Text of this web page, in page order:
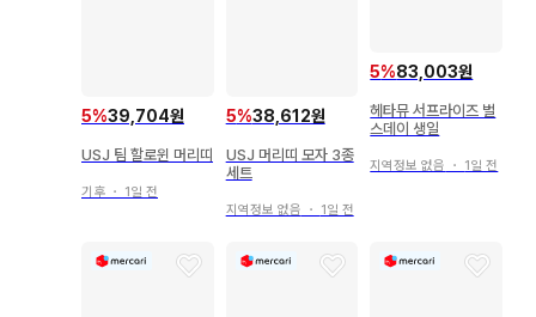
5%39,704원
USJ 팀 할로윈 머리띠
기후 ・ 1일 전
5%38,612원
USJ 머리띠 모자 3종
세트
지역정보 없음 ・ 1일 전
5%83,003원
헤타뮤 서프라이즈 벌
스데이 생일
지역정보 없음 ・ 1일 전